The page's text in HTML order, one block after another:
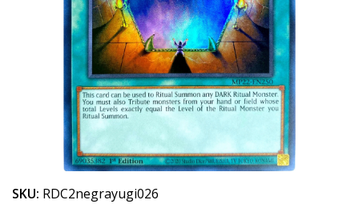
SKU: RDC2negrayugi026